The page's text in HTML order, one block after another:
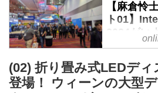
【麻倉怜
ト01】
2024がい
年もAI、
ル、有機
なニュー
意取材し
(02) 折り畳み式LEDデ
登場！ ウィーンの大型